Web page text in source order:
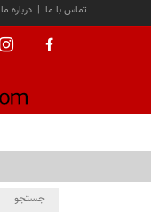
درباره ما | تماس با ما